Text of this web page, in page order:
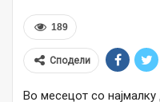
189
Сподели
Во месецот со